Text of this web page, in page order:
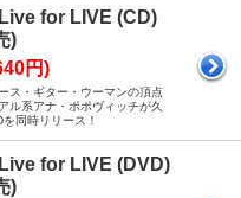
for LIVE (CD)
)
円)
ス・ギター・ウーマンの頂点
ル系アナ・ポポヴィッチが久
同時リリース！
for LIVE (DVD)
)